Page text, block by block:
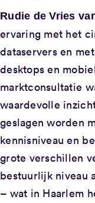
Rudie de Vries
ervaring met het
dataservers en
desktops en
marktconsultatie
waardevolle
geslagen worden
kennisniveau en
grote verschillen
bestuurlijk niveau
– wat in Haarlem